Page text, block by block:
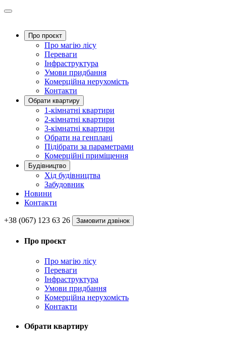
Про проєкт
Про магію ліcу
Переваги
Інфраструктура
Умови придбання
Комерційна нерухомість
Контакти
Обрати квартиру
1-кімнатні квартири
2-кімнатні квартири
3-кімнатні квартири
Обрати на генплані
Підібрати за параметрами
Комерційні приміщення
Будівництво
Хід будівництва
Забудовник
Новини
Контакти
+38 (067) 123 63 26 Замовити дзвінок
Про проєкт
Про магію ліcу
Переваги
Інфраструктура
Умови придбання
Комерційна нерухомість
Контакти
Обрати квартиру